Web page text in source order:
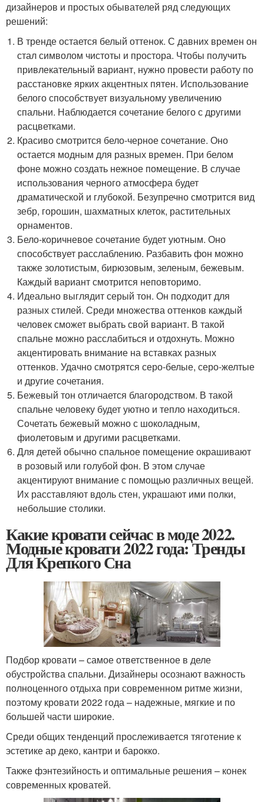
дизайнеров и простых обывателей ряд следующих
решений:
В тренде остается белый оттенок. С давних времен он
стал символом чистоты и простора. Чтобы получить
привлекательный вариант, нужно провести работу по
расстановке ярких акцентных пятен. Использование
белого способствует визуальному увеличению
спальни. Наблюдается сочетание белого с другими
расцветками.
Красиво смотрится бело-черное сочетание. Оно
остается модным для разных времен. При белом
фоне можно создать нежное помещение. В случае
использования черного атмосфера будет
драматической и глубокой. Безупречно смотрится вид
зебр, горошин, шахматных клеток, растительных
орнаментов.
Бело-коричневое сочетание будет уютным. Оно
способствует расслаблению. Разбавить фон можно
также золотистым, бирюзовым, зеленым, бежевым.
Каждый вариант смотрится неповторимо.
Идеально выглядит серый тон. Он подходит для
разных стилей. Среди множества оттенков каждый
человек сможет выбрать свой вариант. В такой
спальне можно расслабиться и отдохнуть. Можно
акцентировать внимание на вставках разных
оттенков. Удачно смотрятся серо-белые, серо-желтые
и другие сочетания.
Бежевый тон отличается благородством. В такой
спальне человеку будет уютно и тепло находиться.
Сочетать бежевый можно с шоколадным,
фиолетовым и другими расцветками.
Для детей обычно спальное помещение окрашивают
в розовый или голубой фон. В этом случае
акцентируют внимание с помощью различных вещей.
Их расставляют вдоль стен, украшают ими полки,
небольшие столики.
Какие кровати сейчас в моде 2022.
Модные кровати 2022 года: Тренды
Для Крепкого Сна
Подбор кровати – самое ответственное в деле
обустройства спальни. Дизайнеры осознают важность
полноценного отдыха при современном ритме жизни,
поэтому кровати 2022 года – надежные, мягкие и по
большей части широкие.
Среди общих тенденций прослеживается тяготение к
эстетике ар деко, кантри и барокко.
Также фэнтезийность и оптимальные решения – конек
современных кроватей.